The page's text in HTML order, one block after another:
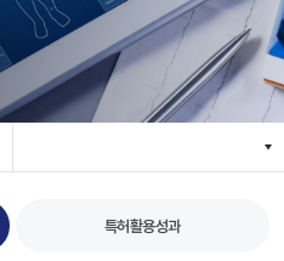
특허활용성과